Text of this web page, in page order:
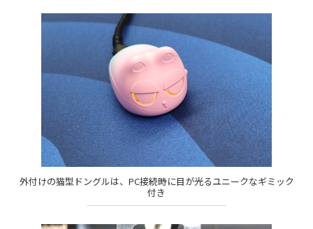
外付けの猫型ドングルは、PC接続時に目が光るユニークなギミック
付き